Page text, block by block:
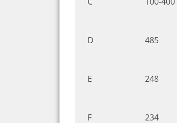
D 485
E 248
F 234